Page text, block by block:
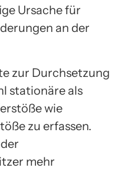
Ursache für
an der
zur Durchsetzung
stationäre als
wie
zu erfassen.
mehr